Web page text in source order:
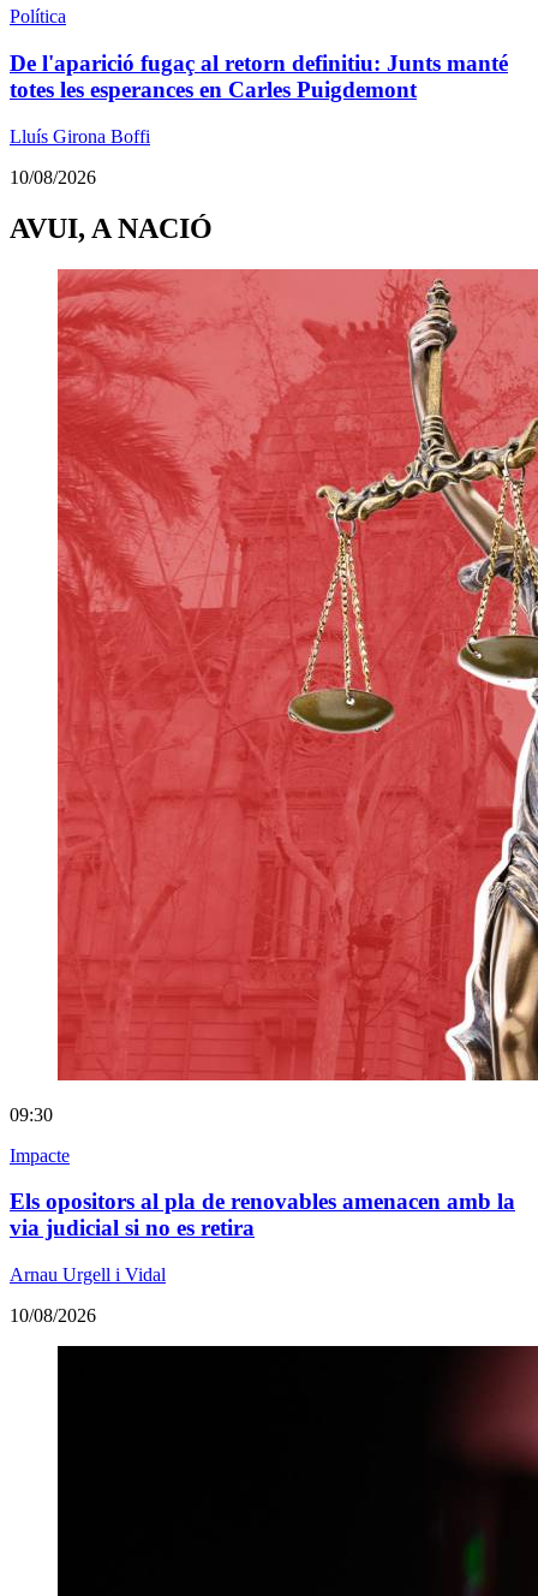
Política
De l'aparició fugaç al retorn definitiu: Junts manté
totes les esperances en Carles Puigdemont
Lluís Girona Boffi
10/08/2026
AVUI, A NACIÓ
09:30
Impacte
Els opositors al pla de renovables amenacen amb la
via judicial si no es retira
Arnau Urgell i Vidal
10/08/2026